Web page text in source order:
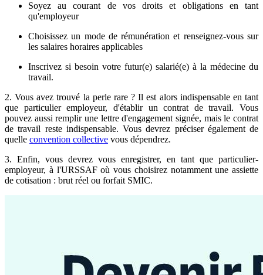
Soyez au courant de vos droits et obligations en tant
qu'employeur
Choisissez un mode de rémunération et renseignez-vous sur
les salaires horaires applicables
Inscrivez si besoin votre futur(e) salarié(e) à la médecine du
travail.
2. Vous avez trouvé la perle rare ? Il est alors indispensable en tant
que particulier employeur, d'établir un contrat de travail. Vous
pouvez aussi remplir une lettre d'engagement signée, mais le contrat
de travail reste indispensable. Vous devrez préciser également de
quelle convention collective vous dépendrez.
3. Enfin, vous devrez vous enregistrer, en tant que particulier-
employeur, à l'URSSAF où vous choisirez notamment une assiette
de cotisation : brut réel ou forfait SMIC.